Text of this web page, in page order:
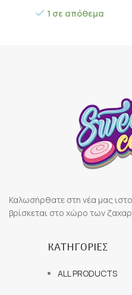
1 σε απόθεμα
Καλωσήρθατε στη νέα μας
βρίσκεται στο χώρο των
ΚΑΤΗΓΟΡΙΕΣ
ALL PRODUCTS